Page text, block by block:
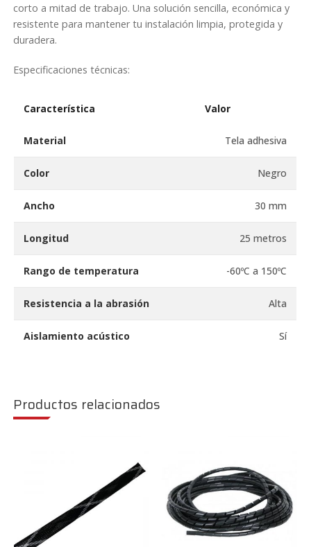
corto a mitad de trabajo. Una solución sencilla, económica y
resistente para mantener tu instalación limpia, protegida y
duradera.
Especificaciones técnicas:
Característica Valor
Material Tela adhesiva
Color Negro
Ancho 30 mm
Longitud 25 metros
Rango de temperatura -60ºC a 150ºC
Resistencia a la abrasión Alta
Aislamiento acústico Sí
Productos relacionados